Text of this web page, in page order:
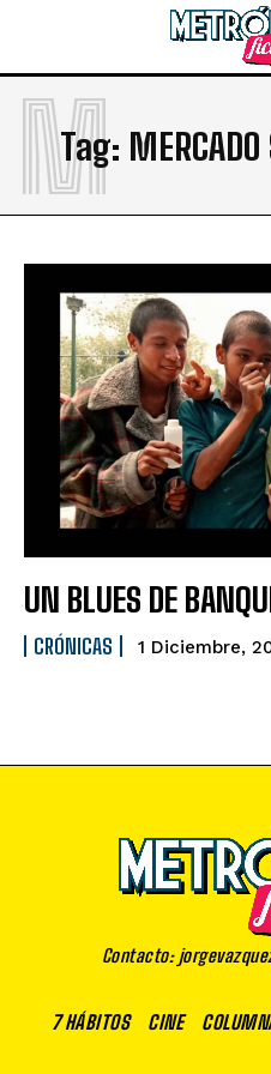
Tag:
M
UN BLUES DE
CRÓNICAS 1 Diciembre,
Contacto:
7 HÁBITOS CINE